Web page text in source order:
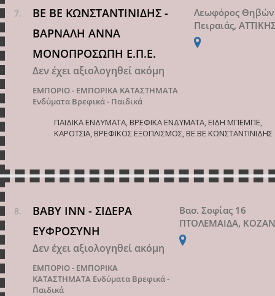
ΒΕ ΒΕ ΚΩΝΣΤΑΝΤΙΝΙΔΗΣ -
ΒΑΡΝΑΛΗ ΑΝΝΑ
ΜΟΝΟΠΡΟΣΩΠΗ Ε.Π.Ε.
Δεν έχει αξιολογηθεί ακόμη
ΕΜΠΟΡΙΟ - ΕΜΠΟΡΙΚΑ ΚΑΤΑΣΤΗΜΑΤΑ
Ενδύματα Βρεφικά - Παιδικά
Λεωφόρος
Πειραιάς,
ΠΑΙΔΙΚΑ ΕΝΔΥΜΑΤΑ, ΒΡΕΦΙΚΑ ΕΝΔΥΜΑΤΑ, ΕΙΔΗ ΜΠΕΜΠΕ,
ΚΑΡΟΤΣΙΑ, ΒΡΕΦΙΚΟΣ ΕΞΟΠΛΙΣΜΟΣ, ΒΕ ΒΕ ΚΩΝΣΤΑΝΤΙΝΙΔΗΣ
ΒΑΒΥ ΙΝΝ - ΣΙΔΕΡΑ
ΕΥΦΡΟΣΥΝΗ
Δεν έχει αξιολογηθεί ακόμη
ΕΜΠΟΡΙΟ - ΕΜΠΟΡΙΚΑ
ΚΑΤΑΣΤΗΜΑΤΑ Ενδύματα Βρεφικά -
Παιδικά
Βασ. Σοφίας 16
ΠΤΟΛΕΜΑΙΔΑ,